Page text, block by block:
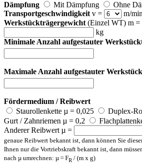
Dämpfung
Mit Dämpfung
Ohne
Transportgeschwindigkeit v =
m/min
Werkstückträgergewicht (Einzel WT) m =
kg
Minimale Anzahl aufgestauter
Maximale Anzahl aufgestauter
Fördermedium / Reibwert
Staurollenkette µ = 0,025
Duplex-
Gurt / Zahnriemen µ = 0,2
Anderer Reibwert µ =
genaue Reibwert bekannt ist, dann können Sie
Ihnen nur die Vortriebskraft bekannt ist, dann
nach µ umrechnen: µ = FR / (m x g)